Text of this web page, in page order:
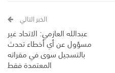
الخبر التالي
عبدالله العازمي: الاتحاد غير
مسؤول عن أي أخطاء تحدث
بالتسجيل سوى في مقراته
المعتمدة فقط